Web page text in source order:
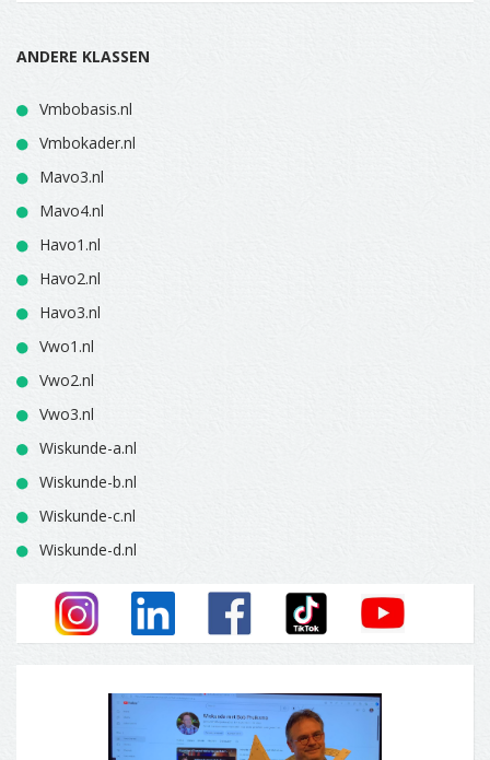
ANDERE KLASSEN
Vmbobasis.nl
Vmbokader.nl
Mavo3.nl
Mavo4.nl
Havo1.nl
Havo2.nl
Havo3.nl
Vwo1.nl
Vwo2.nl
Vwo3.nl
Wiskunde-a.nl
Wiskunde-b.nl
Wiskunde-c.nl
Wiskunde-d.nl